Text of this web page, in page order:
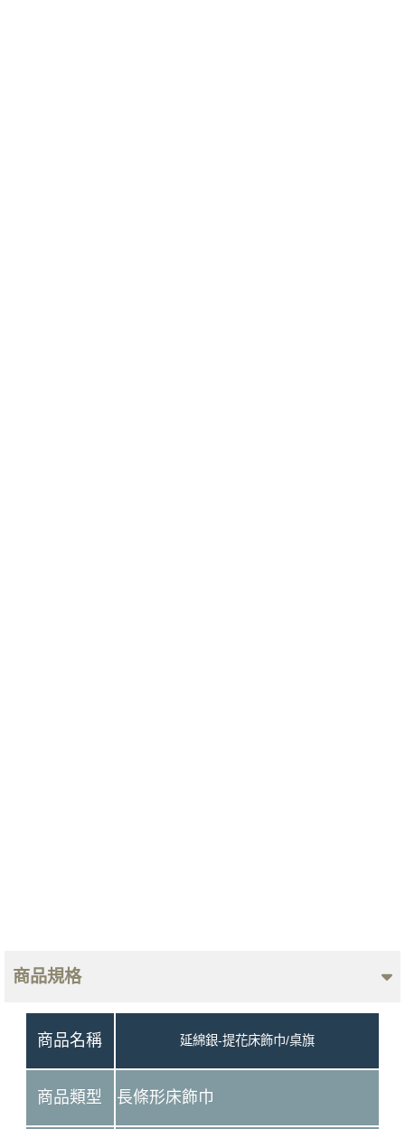
商品規格
商品名稱 延綿銀-提花床飾巾/桌旗
商品類型 長條形床飾巾